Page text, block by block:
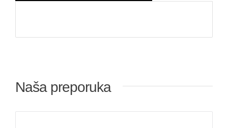
Naša preporuka